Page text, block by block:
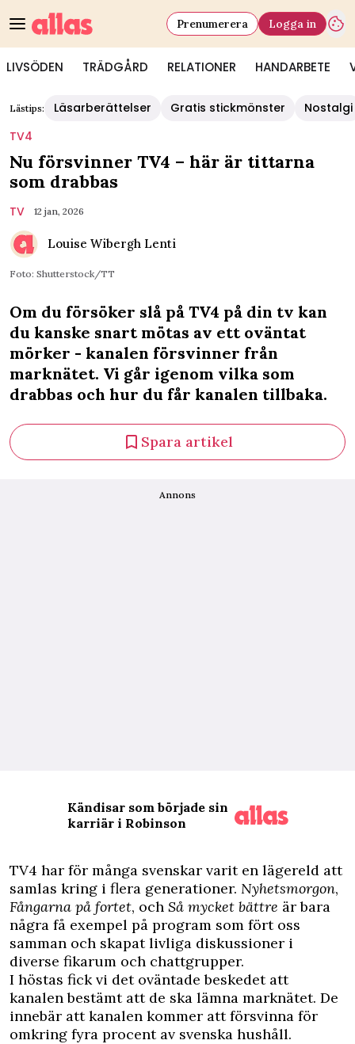
LIVSÖDEN TRÄDGÅRD RELATIONER HANDARBETE
Prenumerera Logga in
Lästips: Läsarberättelser Gratis stickmönster
Nostalgi
TV4
Nu försvinner TV4 – här är tittarna
som drabbas
TV 12 jan, 2026
Louise Wibergh Lenti
Foto: Shutterstock/TT
Om du försöker slå på TV4 på din tv kan
du kanske snart mötas av ett oväntat
mörker - kanalen försvinner från
marknätet. Vi går igenom vilka som
drabbas och hur du får kanalen tillbaka.
Spara artikel
Annons
Kändisar som började sin
karriär i Robinson
TV4 har för många svenskar varit en lägereld att
samlas kring i flera generationer. Nyhetsmorgon,
Fångarna på fortet, och Så mycket bättre är bara
några få exempel på program som fört oss
samman och skapat livliga diskussioner i
diverse fikarum och chattgrupper.
I höstas fick vi det oväntade beskedet att
kanalen bestämt att de ska lämna marknätet. De
innebär att kanalen kommer att försvinna för
omkring fyra procent av svenska hushåll.